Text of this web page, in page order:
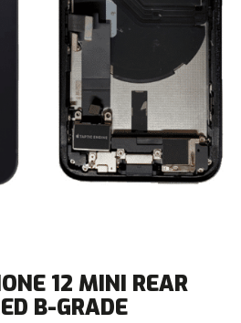
12 MINI REAR
B-GRADE